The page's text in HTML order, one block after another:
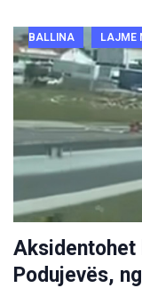
BALLINA LAJME
Aksidentohet
Podujevës,